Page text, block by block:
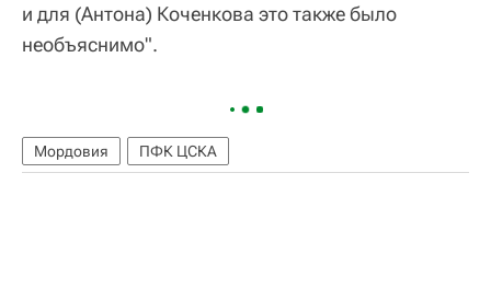
и для (Антона) Коченкова это также было
необъяснимо".
Мордовия ПФК ЦСКА